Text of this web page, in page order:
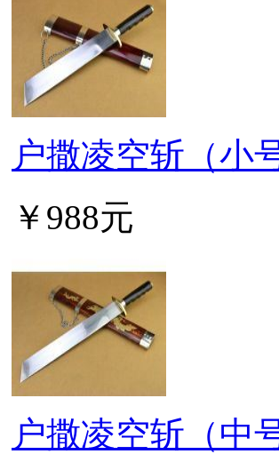
户撒凌空斩（小
￥988元
户撒凌空斩（中